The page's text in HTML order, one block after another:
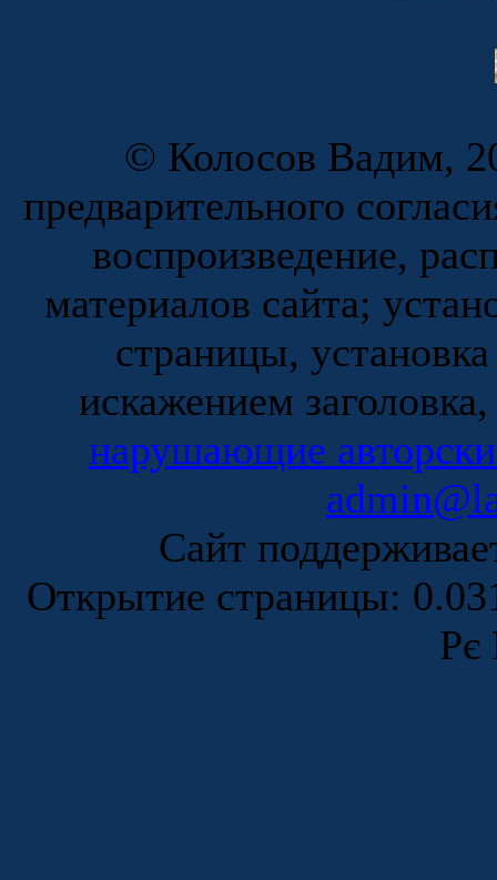
© Колосов Вадим,
предварительного
воспроизведение,
материалов сайта;
страницы,
искажением
нарушающие
Сайт
Открытие страницы:
Рє